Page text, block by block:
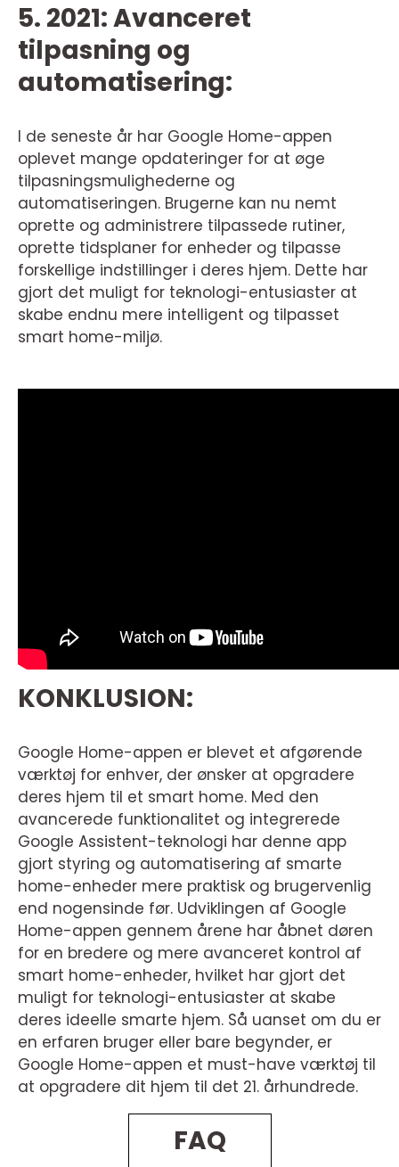
5. 2021: Avanceret
tilpasning og
automatisering:
I de seneste år har Google Home-appen
oplevet mange opdateringer for at øge
tilpasningsmulighederne og
automatiseringen. Brugerne kan nu nemt
oprette og administrere tilpassede rutiner,
oprette tidsplaner for enheder og tilpasse
forskellige indstillinger i deres hjem. Dette har
gjort det muligt for teknologi-entusiaster at
skabe endnu mere intelligent og tilpasset
smart home-miljø.
KONKLUSION:
Google Home-appen er blevet et afgørende
værktøj for enhver, der ønsker at opgradere
deres hjem til et smart home. Med den
avancerede funktionalitet og integrerede
Google Assistent-teknologi har denne app
gjort styring og automatisering af smarte
home-enheder mere praktisk og brugervenlig
end nogensinde før. Udviklingen af Google
Home-appen gennem årene har åbnet døren
for en bredere og mere avanceret kontrol af
smart home-enheder, hvilket har gjort det
muligt for teknologi-entusiaster at skabe
deres ideelle smarte hjem. Så uanset om du er
en erfaren bruger eller bare begynder, er
Google Home-appen et must-have værktøj til
at opgradere dit hjem til det 21. århundrede.
FAQ